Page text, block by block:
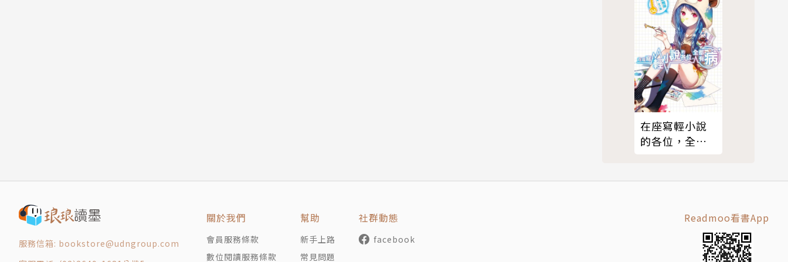
在座寫輕小說
的各位，全都
服務信箱: bookstore@udngroup.com
關於我們
會員服務條款
數位閱讀服務條款
幫助
新手上路
常見問題
社群動態
facebook
Readmoo看書App